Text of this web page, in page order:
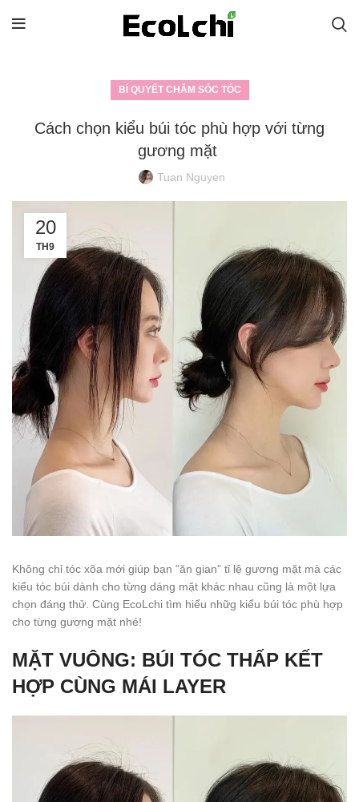
BÍ QUYẾT CHĂM SÓC TÓC
Cách chọn kiểu búi tóc phù hợp với từng
gương mặt
Tuan Nguyen
20
TH9
Không chỉ tóc xõa mới giúp bạn “ăn gian” tỉ lệ gương mặt mà các
kiểu tóc búi dành cho từng dáng mặt khác nhau cũng là một lựa
chọn đáng thử. Cùng EcoLchi tìm hiểu nhữg kiểu búi tóc phù hợp
cho từng gương mặt nhé!
MẶT VUÔNG: BÚI TÓC THẤP KẾT
HỢP CÙNG MÁI LAYER